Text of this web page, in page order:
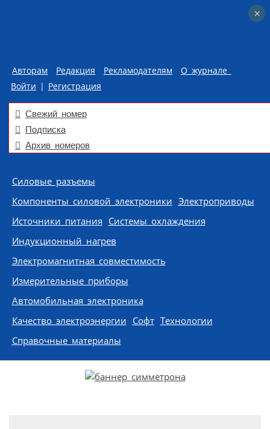
Авторам Редакция Рекламодателям
О журнале
Войти | Регистрация
Свежий номер
Подписка
Архив номеров
Skip to content
Силовые разъемы
Компоненты силовой электроники Электроприводы
Источники питания Системы охлаждения
Индукционный нагрев
Электромагнитная совместимость
Измерительные приборы
Автомобильная электроника
Качество электроэнергии Софт Технологии
Справочные материалы
×
×